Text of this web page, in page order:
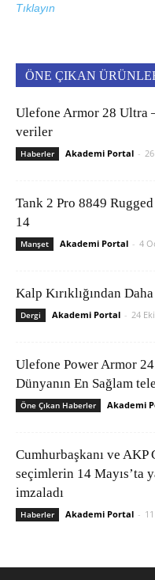
Tıklayın
ÖNE ÇIKAN
Ulefone Armor 28 Ultra
veriler
Haberler Akademi Portal -
Tank 2 Pro 8849
14
Manşet Akademi Portal - 4
Kalp Kırıklığından
Dergi Akademi Portal - 24
Ulefone Power Armor
Dünyanın En Sağlam
Öne Çıkan Haberler Akademi
Cumhurbaşkanı ve AKP
seçimlerin 14 Mayıs’ta
imzaladı
Haberler Akademi Portal -